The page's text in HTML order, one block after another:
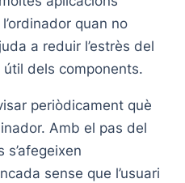
quan no
a reduir l’estrès del
dels components.
periòdicament què
Amb el pas del
sense que l’usuari